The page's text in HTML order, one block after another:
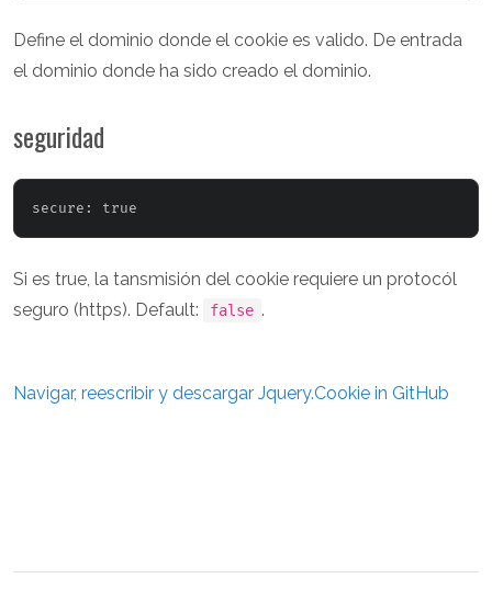
Define el dominio donde el cookie es valido. De entrada
el dominio donde ha sido creado el dominio.
seguridad
Si es true, la tansmisión del cookie requiere un protocól
seguro (https). Default:
false .
Navigar, reescribir y descargar Jquery.Cookie in GitHub